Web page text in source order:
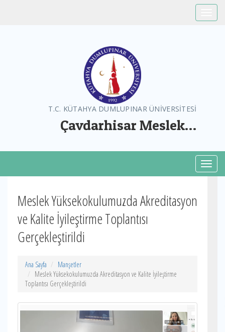
T.C. KÜTAHYA DUMLUPINAR ÜNİVERSİTESİ
Çavdarhisar Meslek
Meslek Yüksekokulumuzda Akreditasyon
ve Kalite İyileştirme Toplantısı
Gerçekleştirildi
Ana Sayfa
Manşetler
Meslek Yüksekokulumuzda Akreditasyon ve Kalite İyileştirme
Toplantısı Gerçekleştirildi